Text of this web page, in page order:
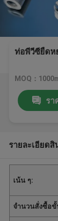
ท่อพีวีซียืดห
MOQ：
รา
รายละเอียดสิ
เน้น ๆ:
จำนวนสั่งซื้อ